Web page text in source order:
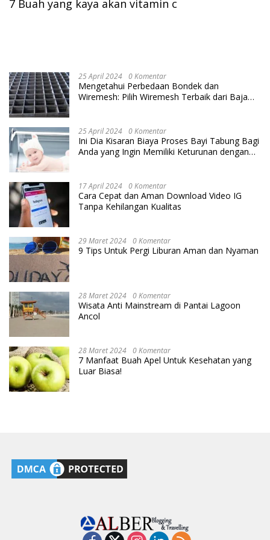
7 Buah yang kaya akan vitamin c
25 April 2024 0 Komentar
Mengetahui Perbedaan Bondek dan
Wiremesh: Pilih Wiremesh Terbaik dari Baja
25 April 2024 0 Komentar
Ini Dia Kisaran Biaya Proses Bayi Tabung Bagi
Anda yang Ingin Memiliki Keturunan dengan
17 April 2024 0 Komentar
Cara Cepat dan Aman Download Video IG
Tanpa Kehilangan Kualitas
29 Maret 2024 0 Komentar
9 Tips Untuk Pergi Liburan Aman dan Nyaman
28 Maret 2024 0 Komentar
Wisata Anti Mainstream di Pantai Lagoon
Ancol
28 Maret 2024 0 Komentar
7 Manfaat Buah Apel Untuk Kesehatan yang
Luar Biasa!